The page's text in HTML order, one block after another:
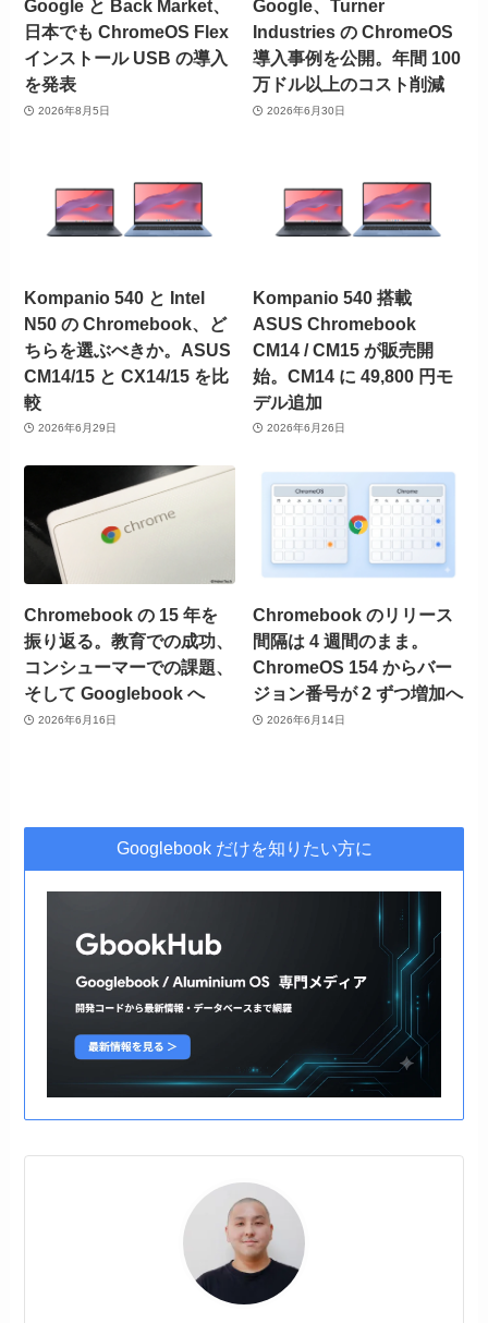
Google と Back Market、
日本でも ChromeOS Flex
インストール USB の導入
を発表
2026年8月5日
Google、Turner
Industries の ChromeOS
導入事例を公開。年間 100
万ドル以上のコスト削減
2026年6月30日
Kompanio 540 と Intel
N50 の Chromebook、ど
ちらを選ぶべきか。ASUS
CM14/15 と CX14/15 を比
較
2026年6月29日
Kompanio 540 搭載
ASUS Chromebook
CM14 / CM15 が販売開
始。CM14 に 49,800 円モ
デル追加
2026年6月26日
Chromebook の 15 年を
振り返る。教育での成功、
コンシューマーでの課題、
そして Googlebook へ
2026年6月16日
Chromebook のリリース
間隔は 4 週間のまま。
ChromeOS 154 からバー
ジョン番号が 2 ずつ増加へ
2026年6月14日
Googlebook だけを知りたい方に